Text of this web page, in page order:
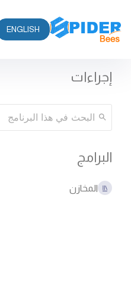
ENGLISH
البرامج
المخازن
إجراءات